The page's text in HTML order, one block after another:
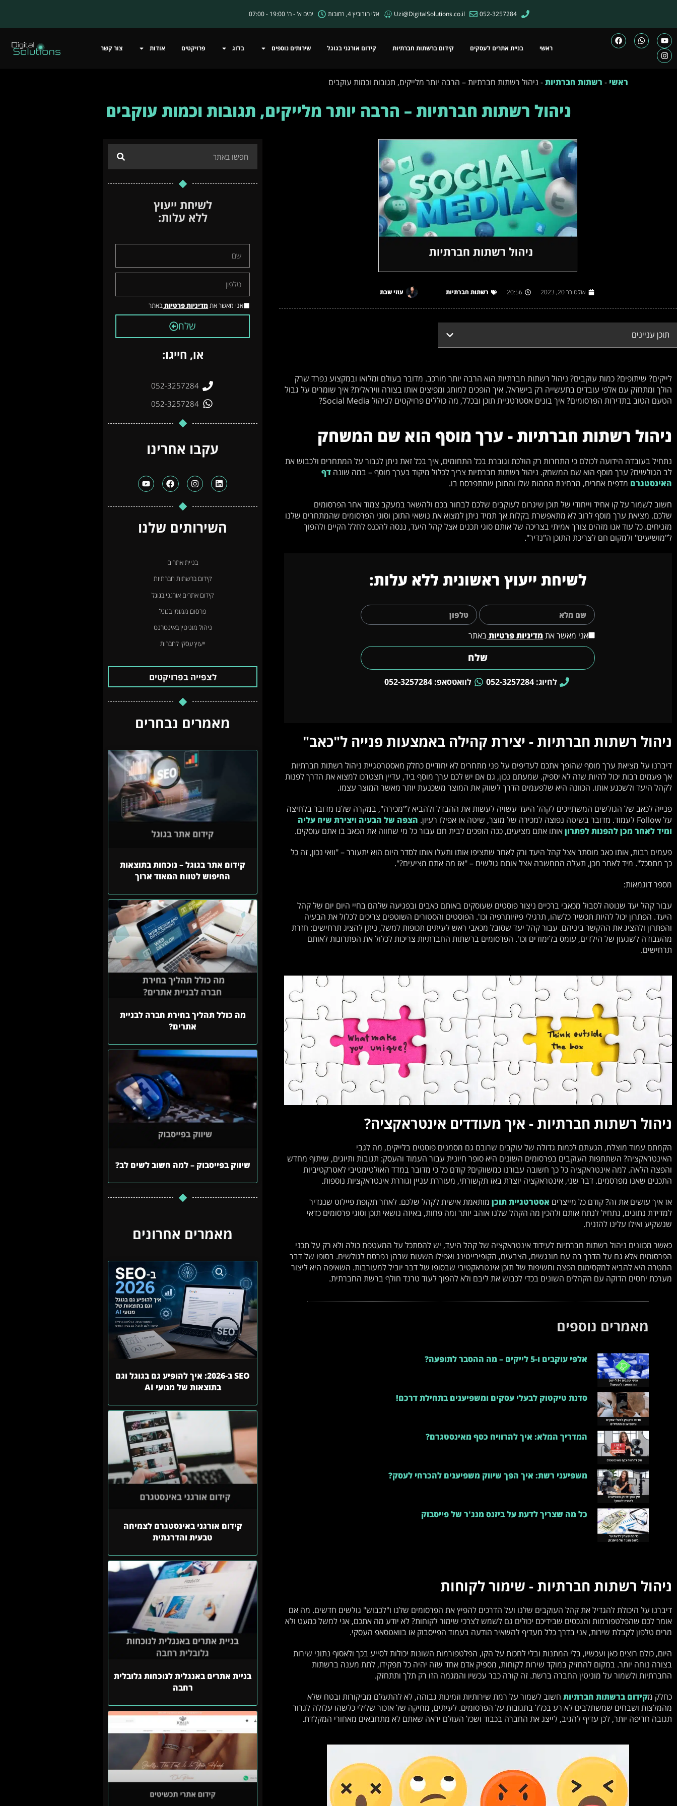
052-3257284
Uzi@DigitalSolutions.co.il אלי הורוביץ 4, רחובות ימים א' - ה' 19:00 - 07:00
ראשי בניית אתרים לעסקים קידום ברשתות חברתיות קידום אורגני בגוגל שירותים נוספים בלוג פרויקטים אודות צור קשר
ראשי - רשתות חברתיות- ניהול רשתות חברתיות – הרבה יותר מלייקים, תגובות וכמות עוקבים
ניהול רשתות חברתיות – הרבה יותר מלייקים, תגובות וכמות עוקבים
אוקטובר 20, 2023 20:56 רשתות חברתיות עוזי שבת
תוכן עניינים
לייקים? שיתופים? כמות עוקבים? ניהול רשתות חברתיות הוא הרבה יותר מורכב. מדובר בעולם ומלואו ובמקצוע נפרד שרק
הולך ומתחזק עם אלפי עובדים בתעשייה רק בישראל. איך הופכים למותג ומפיצים אותו בצורה וויראלית? איך שומרים על גבול
הטעם הטוב בתדירות הפרסומים? איך בונים אסטרטגיית תוכן ובכלל, מה כוללים פרויקטים לניהול Social Media?
ניהול רשתות חברתיות - ערך מוסף הוא שם המשחק
נתחיל בעובדה הידועה לכולם כי התחרות רק הולכת וגוברת בכל התחומים, איך בכל זאת ניתן לגבור על המתחרים ולכבוש את
לב הגולשים? ערך מוסף הוא שם המשחק. ניהול רשתות חברתיות צריך לכלול מיקוד בערך מוסף – במה שונה דף
האינסטגרם מדפים אחרים, מבחינת המהות שלו והתוכן שמתפרסם בו.
חשוב לשמור על קו אחיד וייחודי של תוכן שיגרום לעוקבים שלכם לבחור בכם ולהשאר במעקב צמוד אחר הפרסומים
שלכם. מציאת ערך מוסף לרוב לא מתאפשרת בקלות אך תמיד ניתן למצוא את נושאי התוכן וסוגי הפרסומים שהמתחרים שלנו
מזניחים. כל עוד אנו מזהים צורך אמיתי בצריכה של אותם סוגי תכנים אצל קהל היעד, ננסה להכנס לחלל הקיים ולהפוך
ל"מושיעים" ולמקום חם לצריכת התוכן ה"נדיר".
לשיחת ייעוץ ראשונית ללא עלות:
אני מאשר אתמדיניות פרטיותבאתר
שלח
לחיוג: 052-3257284 לוואטסאפ: 052-3257284
ניהול רשתות חברתיות - יצירת קהילה באמצעות פנייה ל"כאב"
דיברנו על מציאת ערך מוסף שהופך אתכם לעדיפים על פני מתחרים לא יחודיים כחלק מאסטרטגיית ניהול רשתות חברתיות
אך פעמים רבות יכול להיות שזה לא יספיק. שמעתם נכון, גם אם יש לכם ערך מוסף ביד, עדיין תצטרכו למצוא את הדרך לפנות
לקהל היעד ולשכנע אותו. הכוונה היא שלפעמים הדרך לשווק את המוצר משכנעת יותר מאשר המוצר עצמו.
פנייה לכאב של הגולשים המשתייכים לקהל היעד עשויה לעשות את ההבדל ולהביא ל"מכירה", במקרה שלנו מדובר בלחיצה
על Follow לעמוד. מדובר בשיטה נפוצה למכירה של מוצר, שיטה או אפילו רעיון.
הצפה של הבעיה ויצירת שיח עליה
ומיד לאחר מכן להפנות לפתרוןאותו אתם מציעים, ככה הופכים לבית חם עבור כל מי שחווה את הכאב בו אתם עוסקים.
פעמים רבות, אותו כאב מוסתר אצל קהל היעד ורק לאחר שתציפו אותו ותעלו אותו לסדר היום הוא יתעורר – "וואי נכון, זה כל
כך מתסכל". מיד לאחר מכן, תעלה המחשבה אצל אותם גולשים – "אז מה אתם מציעים?".
מספר דוגמאות:
עבור קהל יעד שנוטה לסבול מכאבי ברכיים ניצור פוסטים שעוסקים באותם כאבים ובפגיעה שלהם בחיי היום יום של קהל
היעד. הפתרון יכול להיות תכשיר כלשהו, תרגילי פיזיותרפיה וכו'. הפוסטים והסטורים השוטפים צריכים לכלול את הבעיה
והפתרון ולהציג את ההקשר ביניהם. עבור קהל יעד שסובל מכאבי ראש לעיתים תכופות למשל, ניתן להציג תרחישים: חזרת
מהעבודה לשגעון של הילדים, עומס בלימודים וכו'. הפרסומים ברשתות החברתיות צריכות לכלול את הפתרונות לאותם
תרחישים.
ניהול רשתות חברתיות - איך מעודדים אינטראקציה?
הקמתם עמוד מוצלח, הגעתם לכמות גדולה של עוקבים שרובם גם מסמנים פוסטים בלייקים, מה לגבי
האינטראקציה? השתתפות העוקבים בפרסומים השונים היא סופר חיונית עבור העמוד והעסק: תגובות ותיוגים, שיתוף מחדש
והפצה הלאה. למה אינטראקציה כל כך חשובה עבורנו כמשווקים? קודם כל כי מדובר במדד האולטימטיבי לאטרקטיביות
התכנים שאנו מפרסמים. דבר שני, אינטראקציה יוצרת באז תקשורתי, מעוררת עניין וגוררת אינטראקציות נוספות.
אז איך עושים את זה? קודם כל מייצרים אסטרטגיית תוכן מותאמת אישית לקהל שלכם. לאחר תקופת פיילוט שנגדיר
למדידת נתונים, נתחיל לנתח אותם ולהכין מה הקהל שלנו אוהב יותר ומה פחות, באיזה נושאי תוכן וסוגי פרסומים כדאי
שנשקיע ואילו עלינו להזניח.
כאשר מכוונים ניהול רשתות חברתיות לעידוד אינטראקציה של קהל היעד, יש להסתכל על המעטפת כולה ולא רק על תכני
הפרסומים אלא גם על הדרך בה עם מונגשים, הצבעים, הקופירייטינג ואפילו השעות שבהן נפרסם לגולשים. בסופו של דבר
המטרה היא להביא למקסימום הפצה וחשיפות של תוכן אינטראקטיבי שבסופו של דבר יוביל למעורבות. השאיפה היא ליצור
מערכת יחסים הדוקה עם הקהלים השונים בכדי לכבוש את ליבם ולא להפוך לעוד טרנד חולף ברשת החברתית.
מאמרים נוספים
אלפי עוקבים ו-5 לייקים – מה ההסבר לתופעה?
סדנת טיקטוק לבעלי עסקים ומשפיענים בתחילת דרכם!
המדריך המלא: איך להרוויח כסף מאינסטגרם?
משפיעני רשת: איך הפך שיווק משפיענים להכרחי לעסק?
כל מה שצריך לדעת על ביזנס מנג'ר של פייסבוק
ניהול רשתות חברתיות - שימור לקוחות
דיברנו על היכולת להגדיל את קהל העוקבים שלנו ועל הדרכים להפיץ את הפרסומים שלנו ו"לכבוש" גולשים חדשים. מה אם
אומר לכם שהפלטפורמות והנכסים שבידיכם יכולים גם לשמש לצרכי שימור לקוחות? לא יודע מה אתכם, אני למשל כמעט ולא
מרים טלפון לקבלת שירות, אני בדרך כלל מעדיף להשאיר הודעה בעמוד הפייסבוק או בוואטסאפ העסקי.
היום, כולם רוצים כאן ועכשיו, בלי המתנות ובלי לחכות על הקו, הפלטפורמות השונות יכולות לסייע בכך ולאסוף נתוני שירות
בצורה נוחה יותר. במקום להחזיק במוקד שירות לקוחות, מספיק אדם אחד שזה יהיה כל תפקידו, לתת מענה ברשתות
החברתיות ולשמור על מוניטין החברה ברשת. זה קורה כבר עכשיו והמגמה הזו רק תלך ותתחזק.
כחלק מקידום ברשתות חברתיות חשוב לשמור על רמת שירותיות וזמינות גבוהה, לא להתעלם מביקורות ובטח שלא
מהמלצות ושבחים שמשתלבים לא רע בכלל בתגובות על הפרסומים. לעיתים, מחיקה של אזכור שלילי כלשהו עלולה לגרור
תגובה חריפה יותר, לכן עדיף להגיב, לייצג את החברה בכבוד ושכל העולם יראה שאתם לא מתחבאים מאחורי המקלדת.
לשיחת ייעוץ
ללא עלות:
אני מאשר אתמדיניות פרטיותבאתר
שלח
או, חייגו:
052-3257284
052-3257284
עקבו אחרינו
השירותים שלנו
בניית אתרים
קידום ברשתות חברתיות
קידום אתרים אורגני בגוגל
פרסום ממומן בגוגל
ניהול מוניטין באינטרנט
ייעוץ עסקי לחברות
לצפייה בפרויקטים
מאמרים נבחרים
קידום אתר בגוגל – נוכחות בתוצאות
החיפוש לטווח המאוד ארוך
מה כולל תהליך בחירת חברה לבניית
אתרים?
שיווק בפייסבוק – למה חשוב לשים לב?
מאמרים אחרונים
SEO ב-2026: איך להופיע גם בגוגל וגם
בתוצאות של מנועי AI
קידום אורגני באינסטגרם לצמיחה
טבעית והדרגתית
בניית אתרים באנגלית לנוכחות גלובלית
רחבה